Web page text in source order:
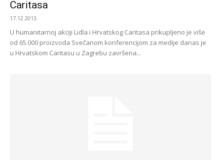
Caritasa
17.12.2013.
U humanitarnoj akciji Lidla i Hrvatskog Caritasa prikupljeno je više
od 65.000 proizvoda Svečanom konferencijom za medije danas je
u Hrvatskom Caritasu u Zagrebu završena...